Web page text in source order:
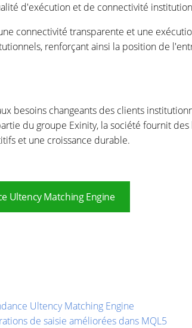
d'exécution et de connectivité
connectivité transparente et une
renforçant ainsi la position de
besoins changeants des clients
du groupe Exinity, la société fournit
et une croissance durable.
Ultency Matching Engine
Ultency Matching Engine
de saisie améliorées dans MQL5